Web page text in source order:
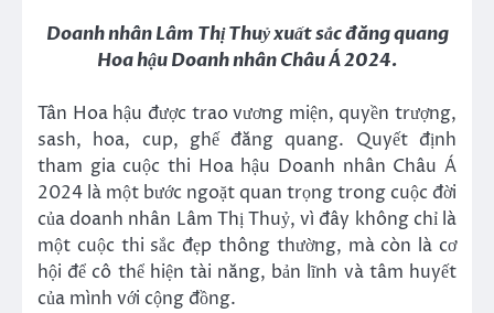
Doanh nhân Lâm Thị Thuỷ xuất sắc đăng quang
Hoa hậu Doanh nhân Châu Á 2024.
Tân Hoa hậu được trao vương miện, quyền trượng,
sash, hoa, cup, ghế đăng quang. Quyết định
tham gia cuộc thi Hoa hậu Doanh nhân Châu Á
2024 là một bước ngoặt quan trọng trong cuộc đời
của doanh nhân Lâm Thị Thuỷ, vì đây không chỉ là
một cuộc thi sắc đẹp thông thường, mà còn là cơ
hội để cô thể hiện tài năng, bản lĩnh và tâm huyết
của mình với cộng đồng.